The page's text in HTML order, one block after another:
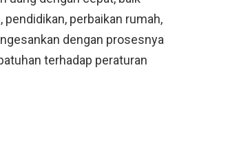
perbaikan rumah,
dengan prosesnya
terhadap peraturan